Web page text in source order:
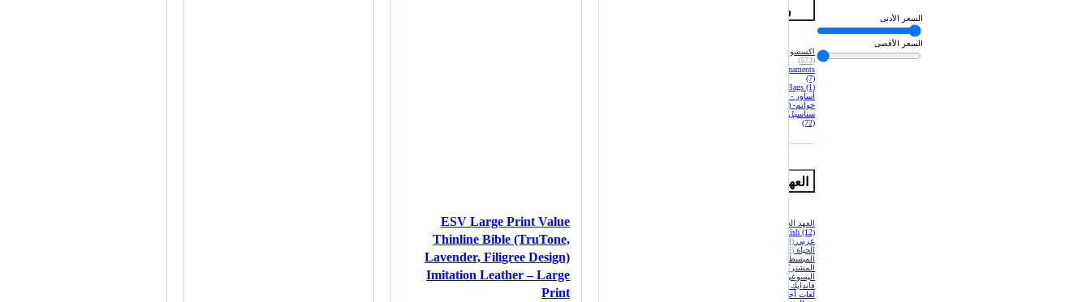
السعر الأدنى
السعر الأقصى
وهدايا
اكسسوارات وهدايا
(573)
Christmas Ornaments
(7)
Tote Bags (1)
أساور - Bracelet
خواتم- Rings (29)
سناسيل - Necklaces
(72)
العهد الجديد
العهد الجديد
English (12)
عربي (44)
الحياة (8)
المبسطة
المشتركة
اليسوعي
فاندايك
لغات أخرى
ESV Large Print Value
Thinline Bible (TruTone,
Lavender, Filigree Design)
Imitation Leather – Large
Print